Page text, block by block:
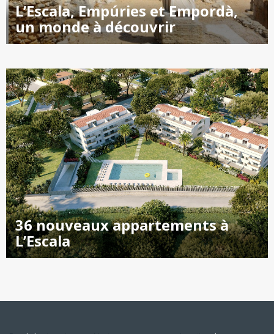
L’Escala, Empúries et Empordà,
un monde à découvrir
36 nouveaux appartements à
L’Escala